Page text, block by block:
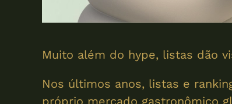
Muito além do hype, listas dão
Nos últimos anos, listas e
próprio mercado gastronômico